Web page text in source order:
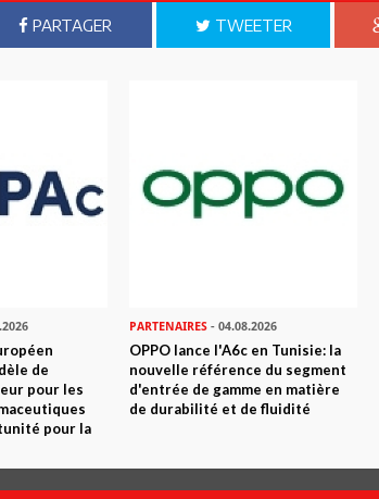
PARTAGER TWEETER
de
pour les
pour la
PARTENAIRES - 04.08.2026
OPPO lance l'A6c en Tunisie: la
nouvelle référence du segment
d'entrée de gamme en matière
de durabilité et de fluidité